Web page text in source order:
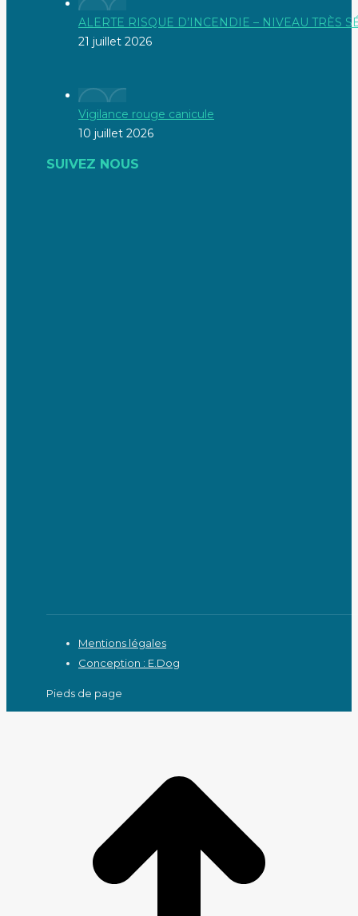
ALERTE RISQUE D’INCENDIE – NIVEAU TRÈS
21 juillet 2026
Vigilance rouge canicule
10 juillet 2026
SUIVEZ NOUS
Mentions légales
Conception : E.Dog
Pieds de page